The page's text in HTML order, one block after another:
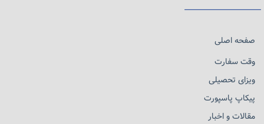
صفحه اصلی
وقت سفارت
ویزای تحصیلی
پیکاپ پاسپورت
مقالات و اخبار